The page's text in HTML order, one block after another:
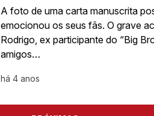
A foto de uma carta manuscrita
emocionou os seus fãs. O grave
Rodrigo, ex participante do “Big
amigos…
há 4 anos